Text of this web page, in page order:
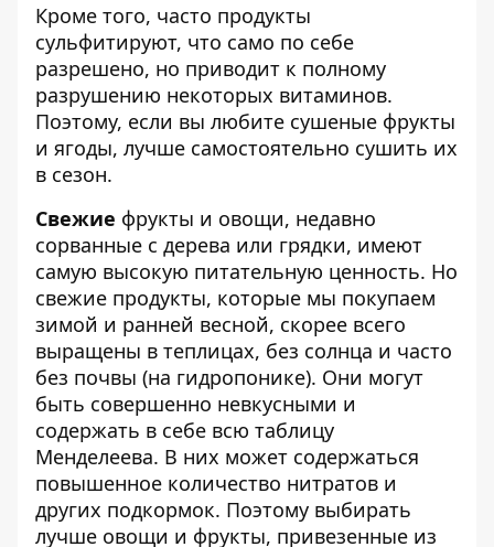
Кроме того, часто продукты
сульфитируют, что само по себе
разрешено, но приводит к полному
разрушению некоторых витаминов.
Поэтому, если вы любите сушеные фрукты
и ягоды, лучше самостоятельно сушить их
в сезон.
Свежие фрукты и овощи, недавно
сорванные с дерева или грядки, имеют
самую высокую питательную ценность. Но
свежие продукты, которые мы покупаем
зимой и ранней весной, скорее всего
выращены в теплицах, без солнца и часто
без почвы (на гидропонике). Они могут
быть совершенно невкусными и
содержать в себе всю таблицу
Менделеева. В них может содержаться
повышенное количество нитратов и
других подкормок. Поэтому выбирать
лучше овощи и фрукты, привезенные из